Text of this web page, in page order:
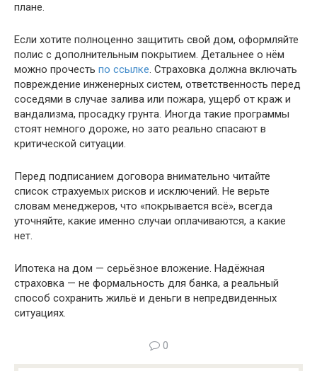
плане.
Если хотите полноценно защитить свой дом, оформляйте
полис с дополнительным покрытием. Детальнее о нём
можно прочесть по ссылке. Страховка должна включать
повреждение инженерных систем, ответственность перед
соседями в случае залива или пожара, ущерб от краж и
вандализма, просадку грунта. Иногда такие программы
стоят немного дороже, но зато реально спасают в
критической ситуации.
Перед подписанием договора внимательно читайте
список страхуемых рисков и исключений. Не верьте
словам менеджеров, что «покрывается всё», всегда
уточняйте, какие именно случаи оплачиваются, а какие
нет.
Ипотека на дом — серьёзное вложение. Надёжная
страховка — не формальность для банка, а реальный
способ сохранить жильё и деньги в непредвиденных
ситуациях.
0